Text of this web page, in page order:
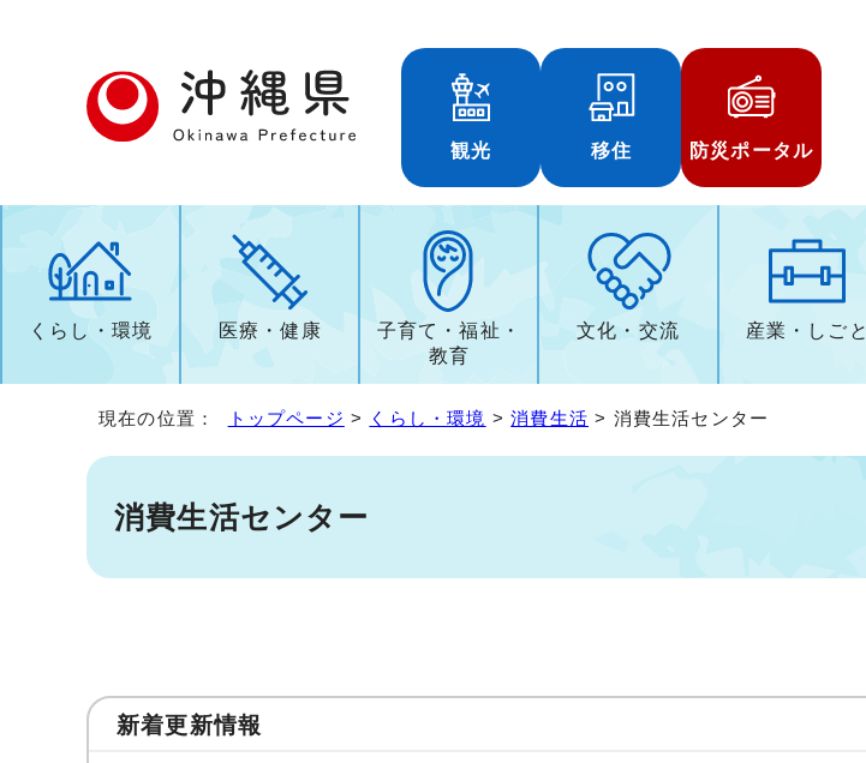
観光 移住 防災ポータル
くらし・環境 医療・健康
子育て・福祉・
教育
文化・交流 産業・しごと
現在の位置： トップページ > くらし・環境 >消費生活 > 消費生活センター
消費生活センター
新着更新情報